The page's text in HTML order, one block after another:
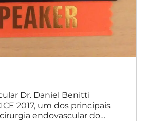
Dr. Daniel Benitti
2017, um dos principais
endovascular do